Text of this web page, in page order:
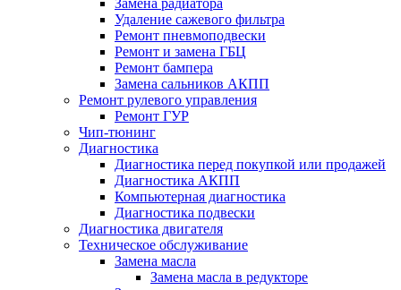
Замена радиатора
Удаление сажевого фильтра
Ремонт пневмоподвески
Ремонт и замена ГБЦ
Ремонт бампера
Замена сальников АКПП
Ремонт рулевого управления
Ремонт ГУР
Чип-тюнинг
Диагностика
Диагностика перед покупкой или продажей
Диагностика АКПП
Компьютерная диагностика
Диагностика подвески
Диагностика двигателя
Техническое обслуживание
Замена масла
Замена масла в редукторе